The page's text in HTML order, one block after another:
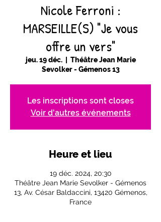
Nicole Ferroni :
MARSEILLE(S) "Je vous
offre un vers"
jeu. 19 déc.
  |
Théâtre Jean Marie
Sevolker - Gémenos 13
Les inscriptions sont closes
Voir d'autres événements
Heure et lieu
19 déc. 2024, 20:30
Théâtre Jean Marie Sevolker - Gémenos
13, Av. César Baldaccini, 13420 Gémenos,
France